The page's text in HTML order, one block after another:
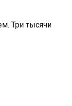
Три тысячи